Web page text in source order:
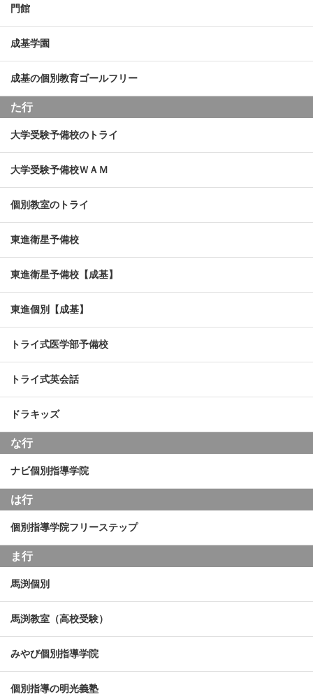
門館
成基学園
成基の個別教育ゴールフリー
た行
大学受験予備校のトライ
大学受験予備校ＷＡＭ
個別教室のトライ
東進衛星予備校
東進衛星予備校【成基】
東進個別【成基】
トライ式医学部予備校
トライ式英会話
ドラキッズ
な行
ナビ個別指導学院
は行
個別指導学院フリーステップ
ま行
馬渕個別
馬渕教室（高校受験）
みやび個別指導学院
個別指導の明光義塾